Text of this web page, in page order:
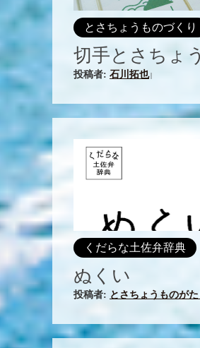
とさちょうものづくり
切手とさちょう
投稿者: 石川拓也|
くだらな土佐弁辞典
ぬくい
投稿者: とさちょうものがた